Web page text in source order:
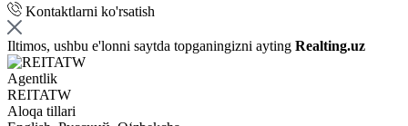
Kontaktlarni ko'rsatish
Iltimos, ushbu e'lonni saytda topganingizni ayting Realting.uz
Agentlik
REITATW
Aloqa tillari